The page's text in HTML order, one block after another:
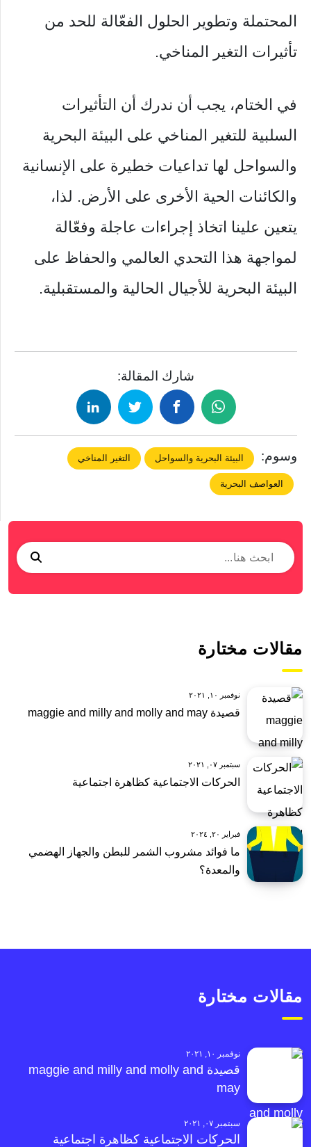
المحتملة وتطوير الحلول الفعّالة للحد من
تأثيرات التغير المناخي.
في الختام، يجب أن ندرك أن التأثيرات
السلبية للتغير المناخي على البيئة البحرية
والسواحل لها تداعيات خطيرة على الإنسانية
والكائنات الحية الأخرى على الأرض. لذا،
يتعين علينا اتخاذ إجراءات عاجلة وفعّالة
لمواجهة هذا التحدي العالمي والحفاظ على
البيئة البحرية للأجيال الحالية والمستقبلية.
شارك المقالة:
وسوم: البيئة البحرية والسواحل التغير المناخي
العواصف البحرية
مقالات مختارة
نوفمبر ١٠, ٢٠٢١
قصيدة maggie and milly and molly and may
سبتمبر ٠٧, ٢٠٢١
الحركات الاجتماعية كظاهرة اجتماعية
فبراير ٢٠, ٢٠٢٤
ما فوائد مشروب الشمر للبطن والجهاز الهضمي
والمعدة؟
مقالات مختارة
نوفمبر ١٠, ٢٠٢١
قصيدة maggie and milly and molly and
may
سبتمبر ٠٧, ٢٠٢١
الحركات الاجتماعية كظاهرة اجتماعية